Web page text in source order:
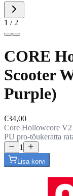
1 / 2
CORE
Scooter
Purple)
€34,00
Core Hollowcore V2
PU pro-tõukeratta
1
Lisa korvi